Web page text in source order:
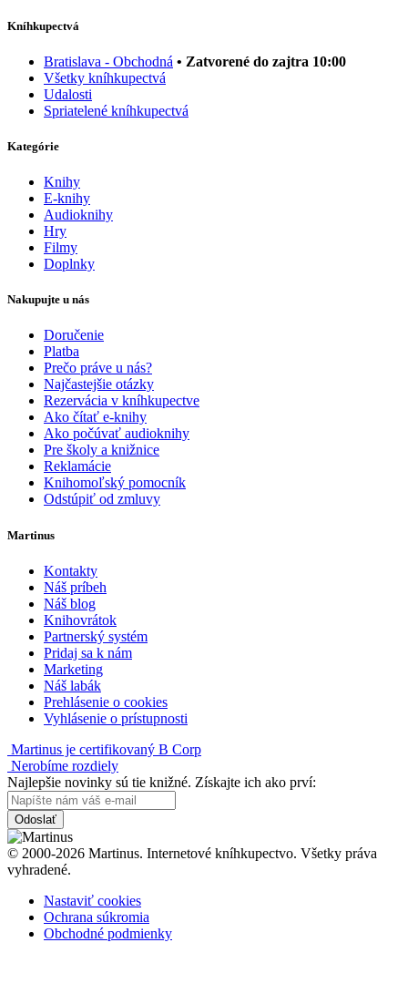
Kníhkupectvá
Bratislava - Obchodná • Zatvorené do zajtra 10:00
Všetky kníhkupectvá
Udalosti
Spriatelené kníhkupectvá
Kategórie
Knihy
E-knihy
Audioknihy
Hry
Filmy
Doplnky
Nakupujte u nás
Doručenie
Platba
Prečo práve u nás?
Najčastejšie otázky
Rezervácia v kníhkupectve
Ako čítať e-knihy
Ako počúvať audioknihy
Pre školy a knižnice
Reklamácie
Knihomoľský pomocník
Odstúpiť od zmluvy
Martinus
Kontakty
Náš príbeh
Náš blog
Knihovrátok
Partnerský systém
Pridaj sa k nám
Marketing
Náš labák
Prehlásenie o cookies
Vyhlásenie o prístupnosti
Martinus je certifikovaný B Corp
Nerobíme rozdiely
Najlepšie novinky sú tie knižné. Získajte ich ako prví:
Odoslať
© 2000-2026 Martinus. Internetové kníhkupectvo. Všetky práva
vyhradené.
Nastaviť cookies
Ochrana súkromia
Obchodné podmienky